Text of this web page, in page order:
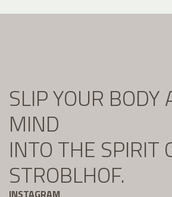
SLIP YOUR BODY
MIND
INTO THE SPIRIT
STROBLHOF.
INSTAGRAM